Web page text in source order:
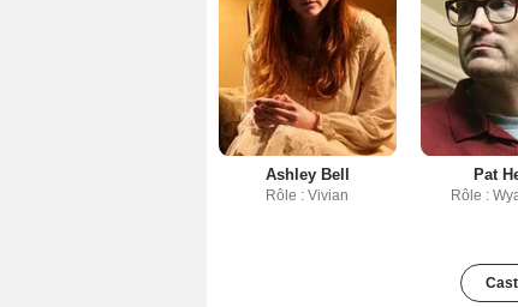
Ashley Bell
Rôle : Vivian
Pat
Rôle :